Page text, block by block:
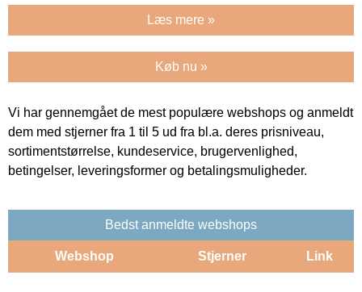
Læs mere »
Køb nu »
Vi har gennemgået de mest populære webshops og anmeldt
dem med stjerner fra 1 til 5 ud fra bl.a. deres prisniveau,
sortimentstørrelse, kundeservice, brugervenlighed,
betingelser, leveringsformer og betalingsmuligheder.
Bedst anmeldte webshops
Webshop Stjerner Link